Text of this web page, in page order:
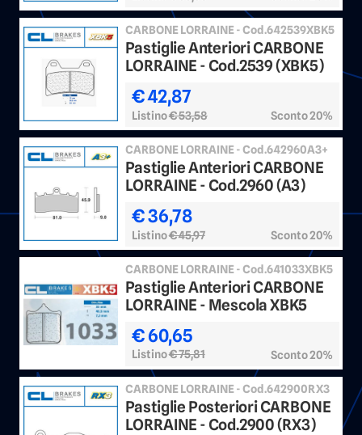
CARBONE LORRAINE - Cod.642539XBK5
Pastiglie Anteriori CARBONE
LORRAINE - Cod.2539 (XBK5)
€ 42,87
Listino€ 53,58 Sconto 20%
CARBONE LORRAINE - Cod.642960A3+
Pastiglie Anteriori CARBONE
LORRAINE - Cod.2960 (A3)
€ 36,78
Listino€ 45,97 Sconto 20%
CARBONE LORRAINE - Cod.641033XBK5
Pastiglie Anteriori CARBONE
LORRAINE - Mescola XBK5
€ 60,65
Listino€ 75,81 Sconto 20%
CARBONE LORRAINE - Cod.642900RX3
Pastiglie Posteriori CARBONE
LORRAINE - Cod.2900 (RX3)